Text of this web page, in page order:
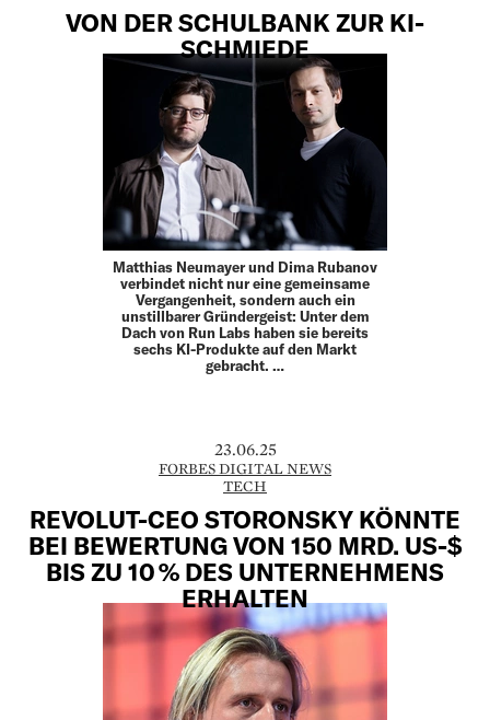
VON DER SCHULBANK ZUR KI-
SCHMIEDE
Matthias Neumayer und Dima Rubanov
verbindet nicht nur eine gemeinsame
Vergangenheit, sondern auch ein
unstillbarer Gründergeist: Unter dem
Dach von Run Labs haben sie bereits
sechs KI-Produkte auf den Markt
gebracht. …
23.06.25
FORBES DIGITAL NEWS
TECH
REVOLUT-CEO STORONSKY KÖNNTE
BEI BEWERTUNG VON 150 MRD. US-$
BIS ZU 10 % DES UNTERNEHMENS
ERHALTEN